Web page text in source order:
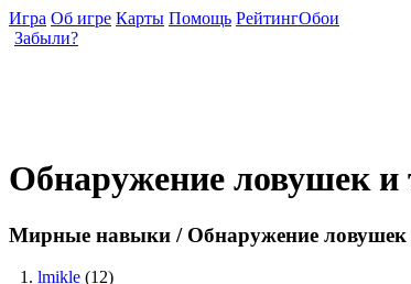
Игра Об игре Карты Помощь РейтингОбои
Забыли?
Обнаружение ловушек и
Мирные навыки / Обнаружение ловушек
1. lmikle (12)